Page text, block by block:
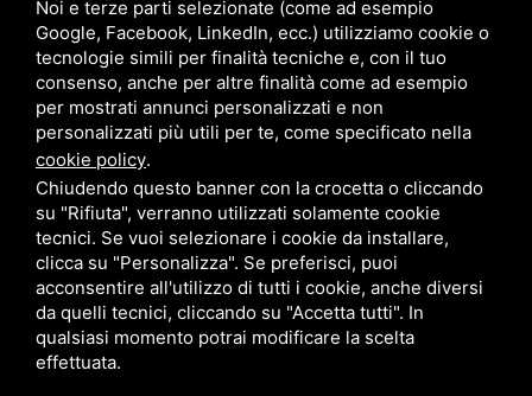
Belair
Giardini Veneti
Star Progetti
Giulio Barbieri
Noi e terze parti selezionate (come ad esempio
Google, Facebook, LinkedIn, ecc.) utilizziamo cookie o
tecnologie simili per finalità tecniche e, con il tuo
consenso, anche per altre finalità come ad esempio
per mostrati annunci personalizzati e non
personalizzati più utili per te, come specificato nella
cookie policy.
Chiudendo questo banner con la crocetta o cliccando
su "Rifiuta", verranno utilizzati solamente cookie
tecnici. Se vuoi selezionare i cookie da installare,
clicca su "Personalizza". Se preferisci, puoi
acconsentire all'utilizzo di tutti i cookie, anche diversi
da quelli tecnici, cliccando su "Accetta tutti". In
qualsiasi momento potrai modificare la scelta
effettuata.